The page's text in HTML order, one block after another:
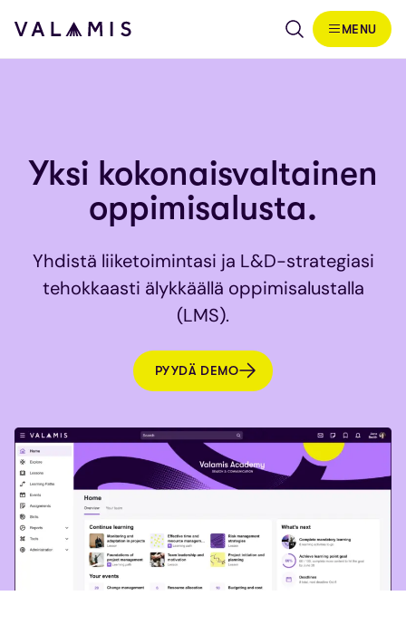
Siirry sisältöön
Valamis
MENU
Yksi kokonaisvaltainen
oppimisalusta.
Yhdistä liiketoimintasi ja L&D-strategiasi
tehokkaasti älykkäällä oppimisalustalla
(LMS).
PYYDÄ DEMO